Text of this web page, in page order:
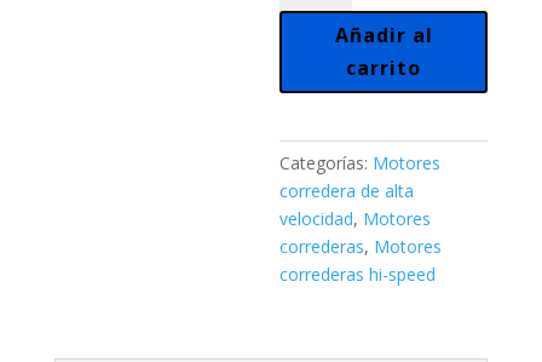
Smart
Portón
500
Velocidad
Metros/Minuto
Añadir al
carrito
Categorías: Motores
corredera de alta
velocidad, Motores
correderas, Motores
correderas hi-speed